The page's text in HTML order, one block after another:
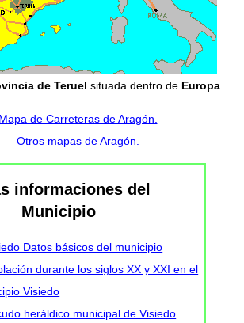
de Teruel situada dentro de Europa.
Mapa de Carreteras de Aragón.
Otros mapas de Aragón.
informaciones del
Municipio
Datos básicos del municipio
durante los siglos XX y XXI en el
Visiedo
heráldico municipal de Visiedo